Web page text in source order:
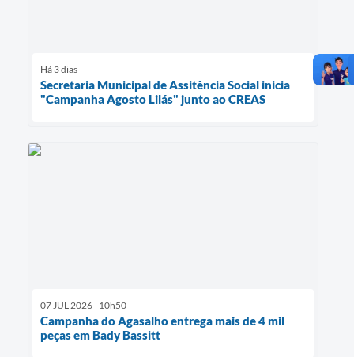
Há 3 dias
Secretaria Municipal de Assitência Social inicia
"Campanha Agosto Lilás" junto ao CREAS
07 JUL 2026 - 10h50
Campanha do Agasalho entrega mais de 4 mil
peças em Bady Bassitt